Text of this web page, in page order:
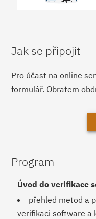
Jak se připojit
Pro účast na online
formulář. Obratem
Program
Úvod do verifikace
přehled metod a
verifikaci software a